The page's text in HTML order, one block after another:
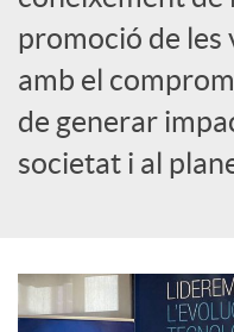
promoció de les
amb el
de generar
societat i al